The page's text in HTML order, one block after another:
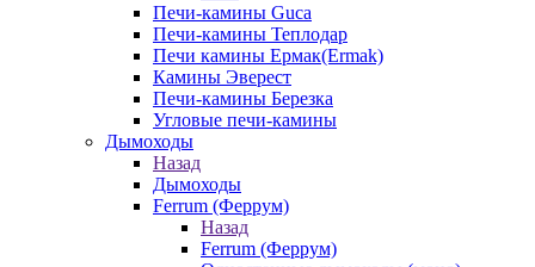
Печи-камины Guca
Печи-камины Теплодар
Печи камины Ермак(Ermak)
Камины Эверест
Печи-камины Березка
Угловые печи-камины
Дымоходы
Назад
Дымоходы
Ferrum (Феррум)
Назад
Ferrum (Феррум)